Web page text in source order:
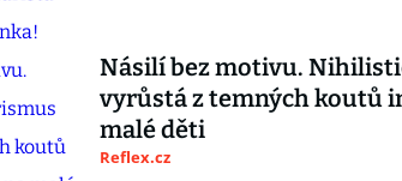
Násilí bez motivu.
vyrůstá z temných koutů
malé děti
Reflex.cz